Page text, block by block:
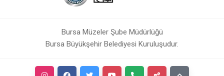
Bursa Müzeler Şube Müdürlüğü
Bursa Büyükşehir Belediyesi Kuruluşudur.